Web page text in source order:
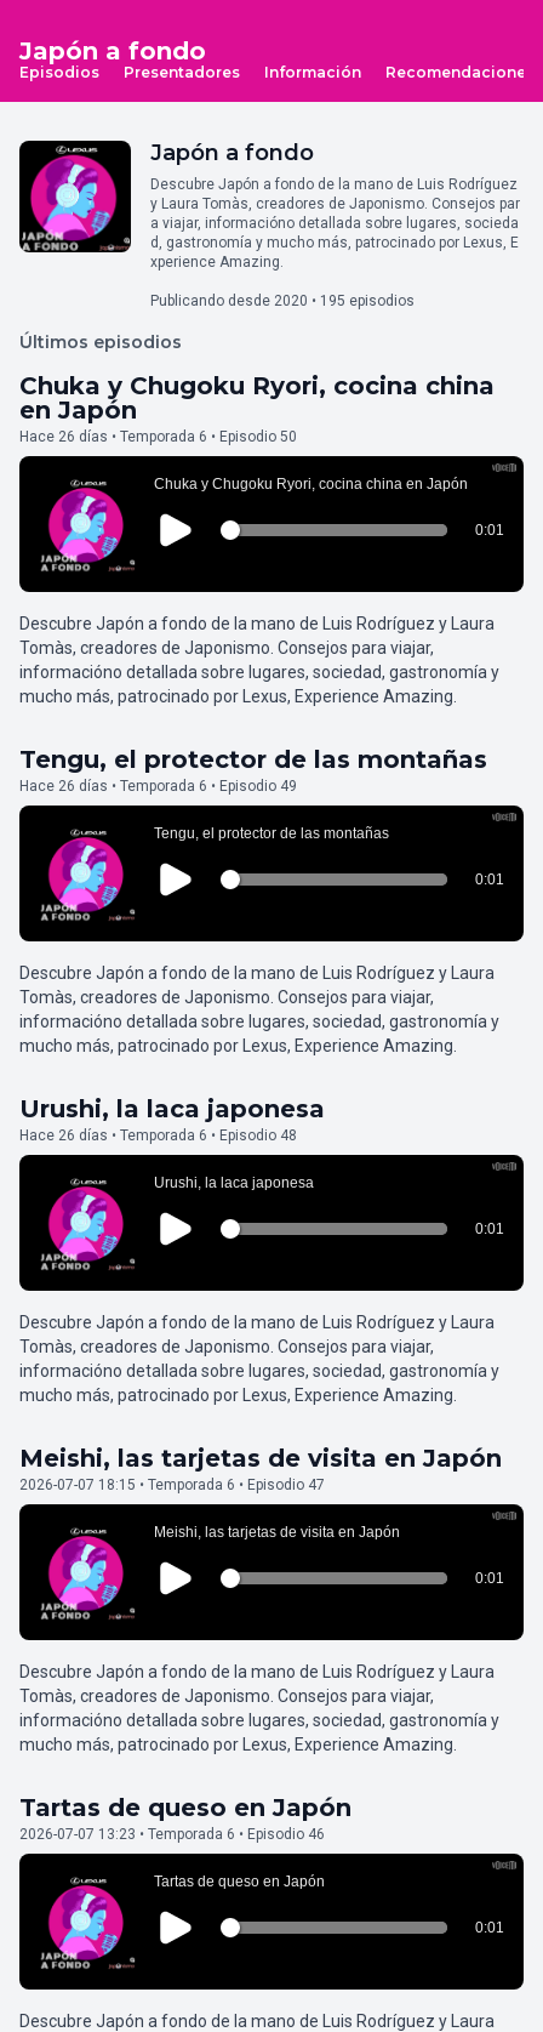
Japón a fondo
Episodios Presentadores Información Recomendaciones
Japón a fondo
Descubre Japón a fondo de la mano de Luis Rodríguez
y Laura Tomàs, creadores de Japonismo. Consejos par
a viajar, informacióno detallada sobre lugares, socieda
d, gastronomía y mucho más, patrocinado por Lexus, E
xperience Amazing.
Publicando desde 2020 • 195 episodios
Últimos episodios
Chuka y Chugoku Ryori, cocina china
en Japón
Hace 26 días • Temporada 6 • Episodio 50
Descubre Japón a fondo de la mano de Luis Rodríguez y Laura
Tomàs, creadores de Japonismo. Consejos para viajar,
informacióno detallada sobre lugares, sociedad, gastronomía y
mucho más, patrocinado por Lexus, Experience Amazing.
Tengu, el protector de las montañas
Hace 26 días • Temporada 6 • Episodio 49
Descubre Japón a fondo de la mano de Luis Rodríguez y Laura
Tomàs, creadores de Japonismo. Consejos para viajar,
informacióno detallada sobre lugares, sociedad, gastronomía y
mucho más, patrocinado por Lexus, Experience Amazing.
Urushi, la laca japonesa
Hace 26 días • Temporada 6 • Episodio 48
Descubre Japón a fondo de la mano de Luis Rodríguez y Laura
Tomàs, creadores de Japonismo. Consejos para viajar,
informacióno detallada sobre lugares, sociedad, gastronomía y
mucho más, patrocinado por Lexus, Experience Amazing.
Meishi, las tarjetas de visita en Japón
2026-07-07 18:15 • Temporada 6 • Episodio 47
Descubre Japón a fondo de la mano de Luis Rodríguez y Laura
Tomàs, creadores de Japonismo. Consejos para viajar,
informacióno detallada sobre lugares, sociedad, gastronomía y
mucho más, patrocinado por Lexus, Experience Amazing.
Tartas de queso en Japón
2026-07-07 13:23 • Temporada 6 • Episodio 46
Descubre Japón a fondo de la mano de Luis Rodríguez y Laura